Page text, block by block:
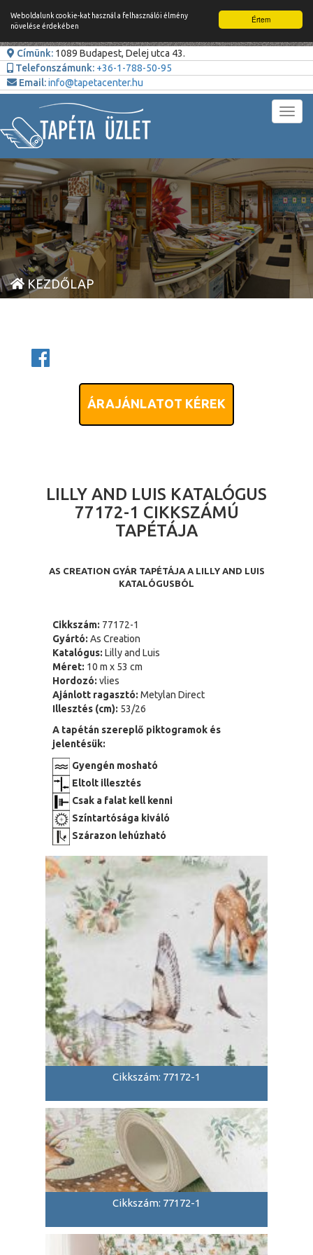
Értem
Weboldalunk cookie-kat használ a felhasználói élmény
növelése érdekében
Címünk: 1089 Budapest, Delej utca 43.
Telefonszámunk: +36-1-788-50-95
Email:info@tapetacenter.hu
KEZDŐLAP
ÁRAJÁNLATOT KÉREK
LILLY AND LUIS KATALÓGUS
77172-1 CIKKSZÁMÚ
TAPÉTÁJA
AS CREATION GYÁR TAPÉTÁJA A LILLY AND LUIS
KATALÓGUSBÓL
Cikkszám: 77172-1
Gyártó: As Creation
Katalógus: Lilly and Luis
Méret: 10 m x 53 cm
Hordozó: vlies
Ajánlott ragasztó: Metylan Direct
Illesztés (cm): 53/26
A tapétán szereplő piktogramok és
jelentésük:
Gyengén mosható
Eltolt illesztés
Csak a falat kell kenni
Színtartósága kiváló
Szárazon lehúzható
Cikkszám: 77172-1
Cikkszám: 77172-1